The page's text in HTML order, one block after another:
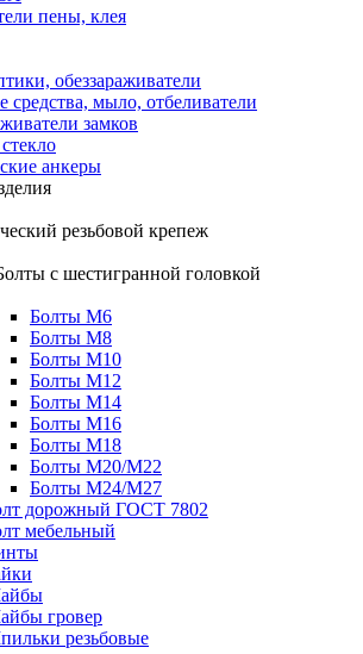
пены, клея
обеззараживатели
мыло, отбеливатели
замков
анкеры
резьбовой крепеж
с шестигранной головкой
Болты М6
Болты М8
Болты М10
Болты М12
Болты М14
Болты М16
Болты М18
Болты М20/M22
Болты М24/М27
дорожный ГОСТ 7802
мебельный
гровер
резьбовые